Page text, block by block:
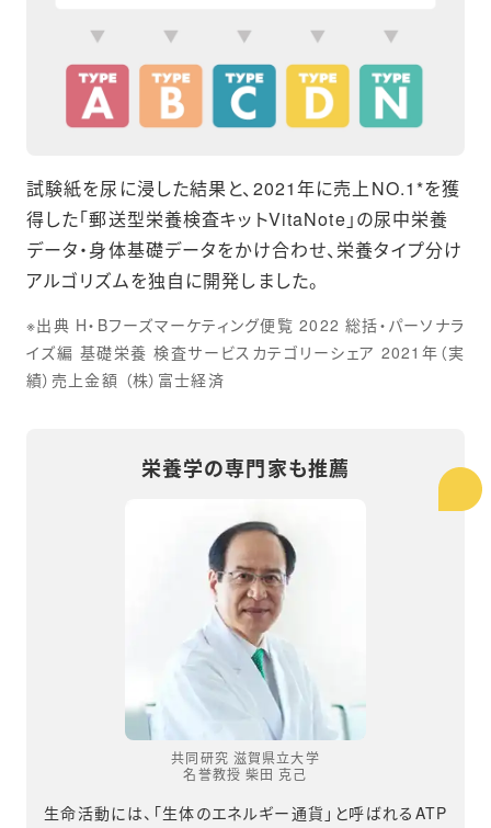
試験紙を尿に浸した結果と、2021年に売上NO.1*を獲
得した「郵送型栄養検査キットVitaNote」の尿中栄養
データ・身体基礎データをかけ合わせ、栄養タイプ分け
アルゴリズムを独自に開発しました。
※出典 H・Bフーズマーケティング便覧 2022 総括・パーソナラ
イズ編 基礎栄養 検査サービスカテゴリーシェア 2021年（実
績）売上金額 （株）富士経済
栄養学の専門家も推薦
共同研究 滋賀県立大学
名誉教授 柴田 克己
生命活動には、「生体のエネルギー通貨」と呼ばれるATP